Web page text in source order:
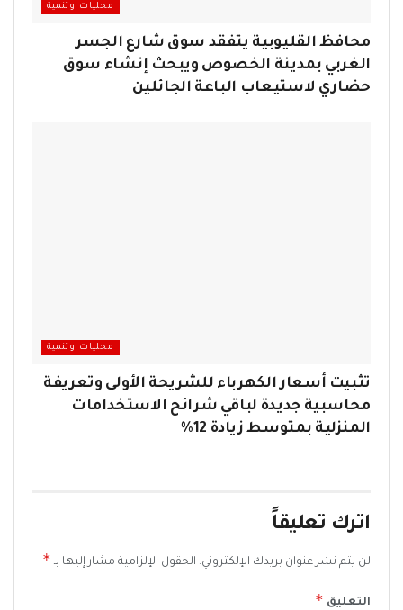
محليات وتنمية
محافظ القليوبية يتفقد سوق شارع الجسر
الغربي بمدينة الخصوص ويبحث إنشاء سوق
حضاري لاستيعاب الباعة الجائلين
محليات وتنمية
تثبيت أسعار الكهرباء للشريحة الأولى وتعريفة
محاسبية جديدة لباقي شرائح الاستخدامات
المنزلية بمتوسط زيادة 12%
اترك تعليقاً
لن يتم نشر عنوان بريدك الإلكتروني. الحقول الإلزامية مشار إليها بـ *
التعليق *